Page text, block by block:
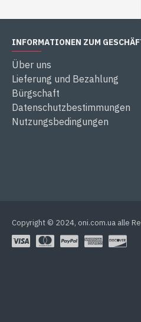
INFORMATIONEN ZUM
Über uns
Lieferung und Bezahlung
Bürgschaft
Datenschutzbestimmungen
Nutzungsbedingungen
Copyright © 2024, oni.com.ua alle